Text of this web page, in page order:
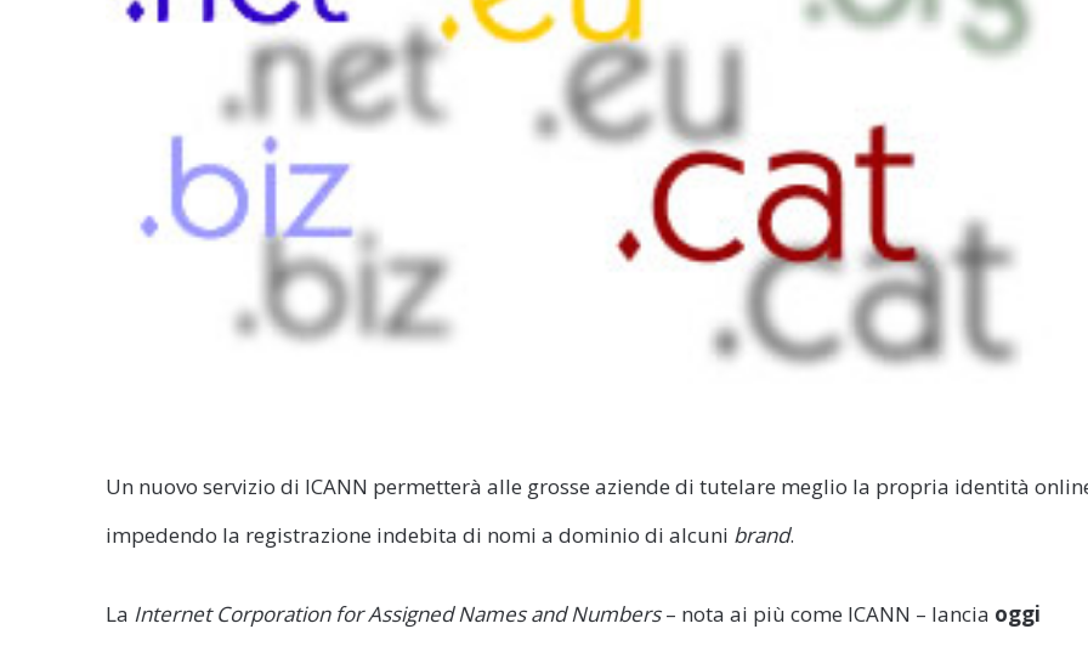
Un nuovo servizio di ICANN permetterà alle grosse aziende di tutelare meglio la propria identità
impedendo la registrazione indebita di nomi a dominio di alcuni brand.
La Internet Corporation for Assigned Names and Numbers– nota ai più come ICANN – lancia oggi